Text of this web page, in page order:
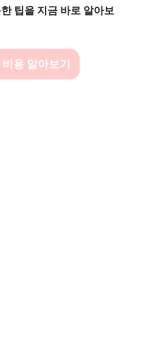
팁을 지금 바로 알아보
용 알아보기